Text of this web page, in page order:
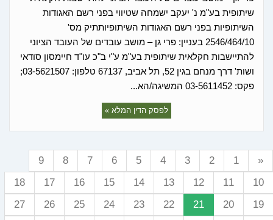
שיתופית בע"מ נ' יעקב ישמחה שטיווי בפני רשם האגודות
השיתופיות בפני רשם האגודות השיתופיותתיק מס'
2546/464/10 בעניין: פרי גן – מושב עובדים של העובד הציוני
להתיישבות חקלאית שיתופית בע"מ ע"י ב"כ עו"ד חיימסון סודאי
ושות' דרך מנחם בגין 52, תל אביב, 67137 טלפון: 03-5621507;
פקס: 03-5611452 המשיגה/הא...
לפסק הדין המלא »
«
1
2
3
4
5
6
7
8
9
10
11
12
13
14
15
16
17
18
19
20
21
22
23
24
25
26
27